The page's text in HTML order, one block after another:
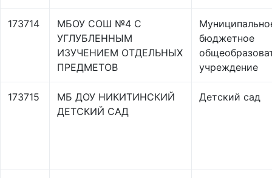
173714
МБОУ СОШ №4 С
УГЛУБЛЕННЫМ
ИЗУЧЕНИЕМ ОТДЕЛЬНЫХ
ПРЕДМЕТОВ
бюджетное
учреждение
173715
МБ ДОУ НИКИТИНСКИЙ
ДЕТСКИЙ САД
Детский сад